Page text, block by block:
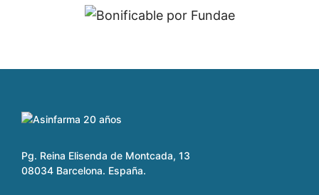
Pg. Reina Elisenda de Montcada, 13
08034 Barcelona. España.